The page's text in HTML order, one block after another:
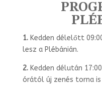
1.Kedden délelőtt
lesz a Plébánián.
2.Kedden délután
órától új zenés torna is